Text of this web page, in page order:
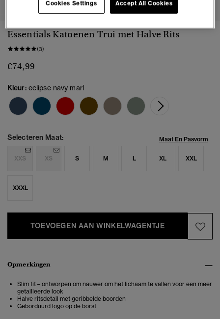
Essentials Katoenen Trui met Halve Rits
(3)
€74,99
Kleur: eclipse navy marl
Selecteren Maat: Maat En Pasvorm
XXS XS S M L XL XXL
XXXL
TOEVOEGEN AAN WINKELWAGENTJE
Opmerkingen
Slim fit – ontworpen om nauwer om het lichaam te vallen voor een meer
getailleerde look
Halve ritsdetail met geribbelde boorden
Geborduurd logo op de borst
Cookies Settings Accept All Cookies